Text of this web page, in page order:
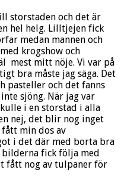
storstaden och det är
hel helg. Lilltjejen fick
medan mannen och
krogshow och
mest mitt nöje. Vi var på
bra måste jag säga. Det
pasteller och det fanns
sjöng. När jag var
i en storstad i alla
nej, det blir nog inget
min dos av
i det där med borta bra
bilderna fick följa med
fått nog av tulpaner för